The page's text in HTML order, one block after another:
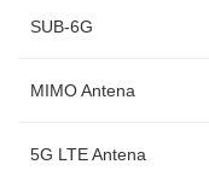
SUB-6G
MIMO Antena
5G LTE Antena